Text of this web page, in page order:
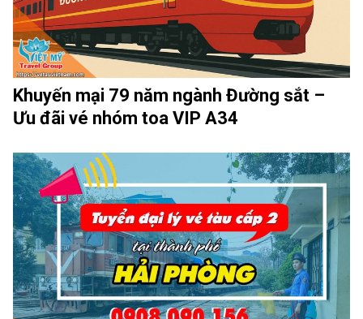
Khuyến mại 79 năm ngành Đường sắt –
Ưu đãi vé nhóm toa VIP A34